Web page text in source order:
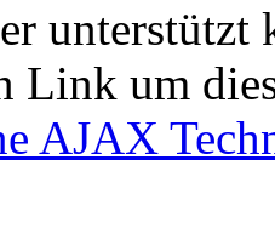
Link um
AJAX